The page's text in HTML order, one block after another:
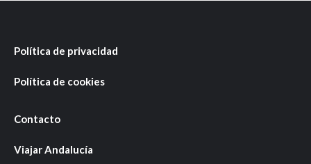
Política de privacidad
Política de cookies
Contacto
Viajar Andalucía